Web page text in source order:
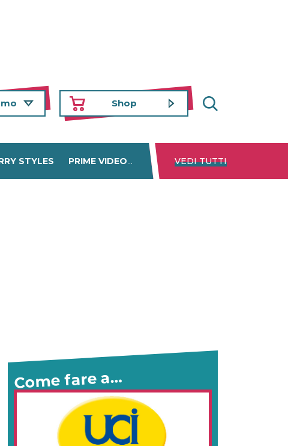
Shop
STYLES PRIME VIDEO DISNEY+ NETFLIX
VEDI TUTTI
Come fare a…